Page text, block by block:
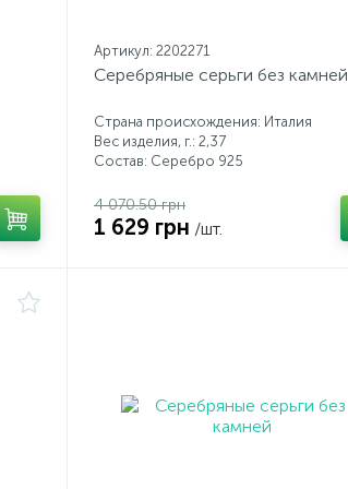
Артикул: 2202271
Серебряные серьги без камней
Страна происхождения: Италия
Вес изделия, г.: 2,37
Состав: Серебро 925
4 070.50 грн
1 629 грн /шт.